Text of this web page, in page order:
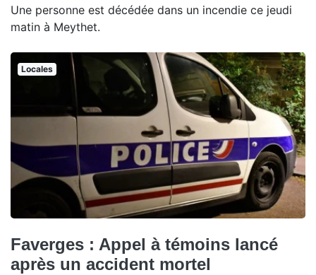
Une personne est décédée dans un incendie ce jeudi
matin à Meythet.
Locales
Faverges : Appel à témoins lancé
après un accident mortel